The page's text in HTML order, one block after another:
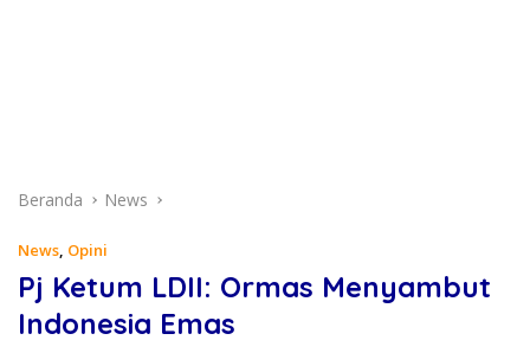
Beranda News
News, Opini
Pj Ketum LDII: Ormas Menyambut
Indonesia Emas